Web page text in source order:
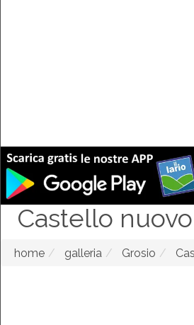
Castello
home galleria Grosio